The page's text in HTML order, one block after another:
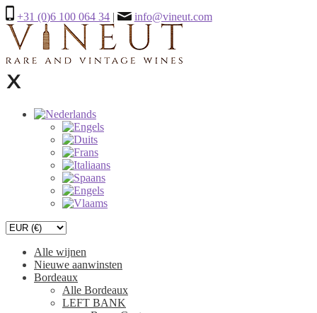
+31 (0)6 100 064 34 | info@vineut.com
Alle wijnen
Nieuwe aanwinsten
Bordeaux
Alle Bordeaux
LEFT BANK